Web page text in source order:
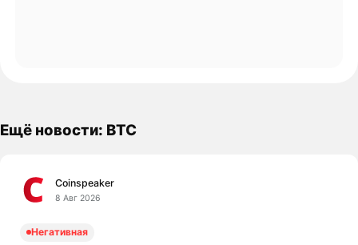
Ещё новости: BTC
Coinspeaker
8 Авг 2026
Негативная